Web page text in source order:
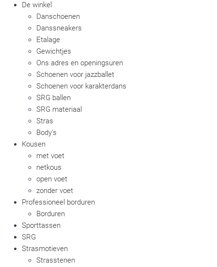
De winkel
Danschoenen
Danssneakers
Etalage
Gewichtjes
Ons adres en openingsuren
Schoenen voor jazzballet
Schoenen voor karakterdans
SRG ballen
SRG materiaal
Stras
Body's
Kousen
met voet
netkous
open voet
zonder voet
Professioneel borduren
Borduren
Sporttassen
SRG
Strasmotieven
Strasstenen